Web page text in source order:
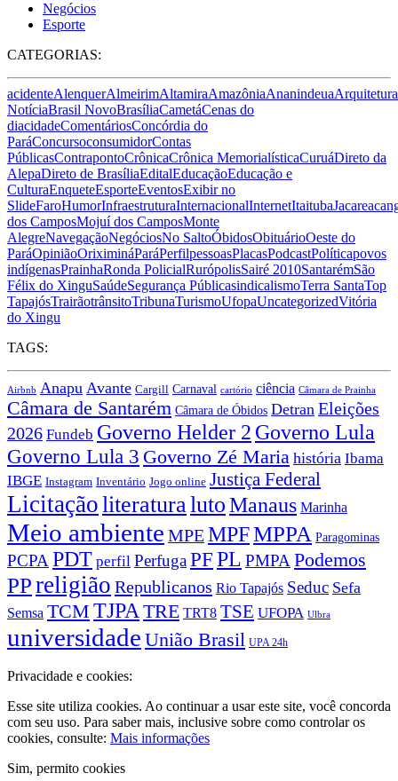
Negócios
Esporte
CATEGORIAS:
acidenteAlenquerAlmeirimAltamiraAmazôniaAnanindeuaArquitetura
NotíciaBrasil NovoBrasíliaCametáCenas do
diacidadeComentáriosConcórdia do
ParáConcursoconsumidorContas
PúblicasContrapontoCrônicaCrônica MemorialísticaCuruáDireto da
AlepaDireto de BrasíliaEditalEducaçãoEducação e
CulturaEnqueteEsporteEventosExibir no
SlideFaroHumorInfraestruturaInternacionalInternetItaituba
dos CamposMojuí dos CamposMonte
AlegreNavegaçãoNegóciosNo SaltoÓbidosObituárioOeste do
ParáOpiniãoOriximináParáPerfilpessoasPlacasPodcastPolíticapovos
indígenasPrainhaRonda PolicialRurópolisSairé 2010SantarémSão
Félix do XinguSaúdeSegurança PúblicasindicalismoTerra SantaTop
TapajósTrairãotrânsitoTribunaTurismoUfopaUncategorizedVitória
do Xingu
TAGS:
Airbnb Anapu Avante Cargill Carnaval cartório ciência Câmara de Prainha
Câmara de Santarém Câmara de Óbidos Detran Eleições
2026 Fundeb Governo Helder 2 Governo Lula
Governo Lula 3 Governo Zé Maria história Ibama
IBGE Instagram Inventário Jogo online Justiça Federal
LicitaçãoliteraturalutoManaus Marinha
Meio ambiente MPEMPFMPPA Paragominas
PCPA PDT perfil PerfugaPFPL PMPA Podemos
PPreligião Republicanos Rio Tapajós Seduc Sefa
Semsa TCM TJPA TRE TRT8 TSE UFOPA Ulbra
universidade União Brasil UPA 24h
Privacidade e cookies:
Esse site utiliza cookies. Ao continuar a usar este site, você concorda
com seu uso. Para saber mais, inclusive sobre como controlar os
cookies, consulte: Mais informações
Sim, permito cookies